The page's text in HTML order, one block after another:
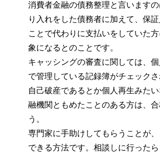
消費者金融の債務整理と言います
り入れをした債務者に加えて、保
ことで代わりに支払いをしていた
象になるとのことです。
キャッシングの審査に関しては、
で管理している記録簿がチェック
自己破産であるとか個人再生みた
融機関ともめたことのある方は、
う。
専門家に手助けしてもらうことが
できる方法です。相談しに行った